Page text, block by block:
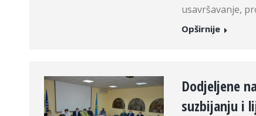
usavršavanje,
Opširnije
Dodjeljene
suzbijanju i